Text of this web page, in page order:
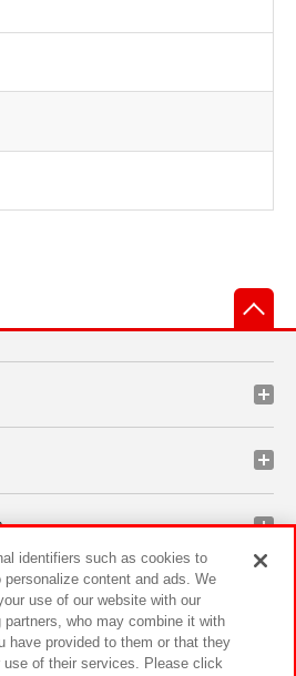
ン
identifiers such as cookies to
content and ads. We
use of our website with our
who may combine it with
have provided to them or that they
use of their services. Please click